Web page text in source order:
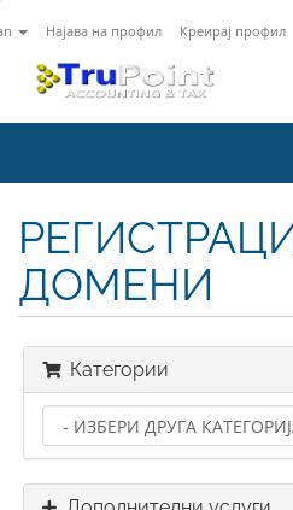
Најава на профил Креирај профил
ДОМЕНИ
Категории